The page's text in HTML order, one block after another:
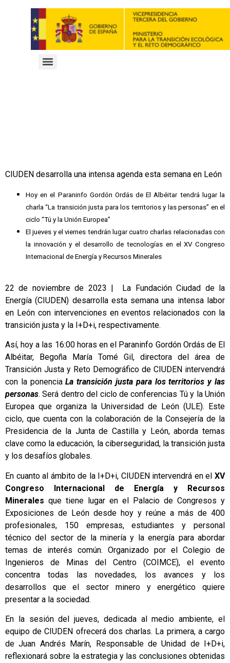
CIUDEN desarrolla una intensa agenda esta semana en León
Hoy en el Paraninfo Gordón Ordás de El Albéitar tendrá lugar la
charla “La transición justa para los territorios y las personas” en el
ciclo “Tú y la Unión Europea”
El jueves y el viernes tendrán lugar cuatro charlas relacionadas con
la innovación y el desarrollo de tecnologías en el XV Congreso
Internacional de Energía y Recursos Minerales
22 de noviembre de 2023 | La Fundación Ciudad de la
Energía (CIUDEN) desarrolla esta semana una intensa labor
en León con intervenciones en eventos relacionados con la
transición justa y la I+D+i, respectivamente.
Así, hoy a las 16:00 horas en el Paraninfo Gordón Ordás de El
Albéitar, Begoña María Tomé Gil, directora del área de
Transición Justa y Reto Demográfico de CIUDEN intervendrá
con la ponenciaLa transición justa para los territorios y las
personas. Será dentro del ciclo de conferencias Tú y la Unión
Europea que organiza la Universidad de León (ULE). Este
ciclo, que cuenta con la colaboración de la Consejería de la
Presidencia de la Junta de Castilla y León, aborda temas
clave como la educación, la ciberseguridad, la transición justa
y los desafíos globales.
En cuanto al ámbito de la I+D+i, CIUDEN intervendrá en el XV
Congreso Internacional de Energía y Recursos
Minerales que tiene lugar en el Palacio de Congresos y
Exposiciones de León desde hoy y reúne a más de 400
profesionales, 150 empresas, estudiantes y personal
técnico del sector de la minería y la energía para abordar
temas de interés común. Organizado por el Colegio de
Ingenieros de Minas del Centro (COIMCE), el evento
concentra todas las novedades, los avances y los
desarrollos que el sector minero y energético quiere
presentar a la sociedad.
En la sesión del jueves, dedicada al medio ambiente, el
equipo de CIUDEN ofrecerá dos charlas. La primera, a cargo
de Juan Andrés Marín, Responsable de Unidad de I+D+i,
reflexionará sobre la estrategia y las conclusiones obtenidas